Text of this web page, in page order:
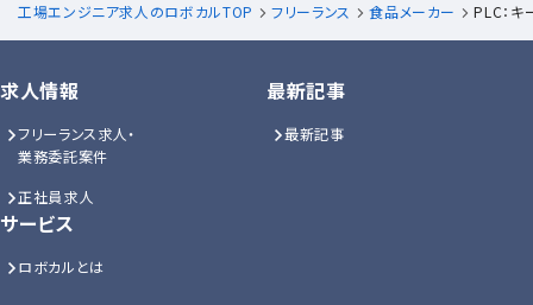
工場エンジニア求人のロボカルTOP フリーランス 食品メーカー PLC：キ
求人情報
フリーランス求人・
業務委託案件
正社員求人
最新記事
最新記事
サービス
ロボカルとは